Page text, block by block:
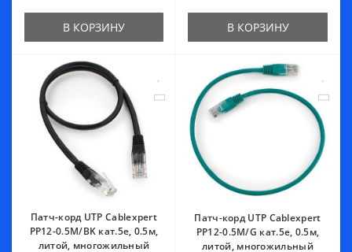
В КОРЗИНУ В КОРЗИНУ
Патч-корд UTP Cablexpert
PP12-0.5M/BK кат.5e, 0.5м,
литой, многожильный
Патч-корд UTP Cablexpert
PP12-0.5M/G кат.5e, 0.5м,
литой, многожильный